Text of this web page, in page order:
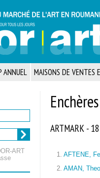
ANNUEL MAISONS DE VENTES
ARTMARK -
1. AFTENE,
2. AMAN,